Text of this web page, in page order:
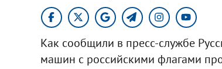
Как сообщили в пресс-службе
машин с российскими флагами